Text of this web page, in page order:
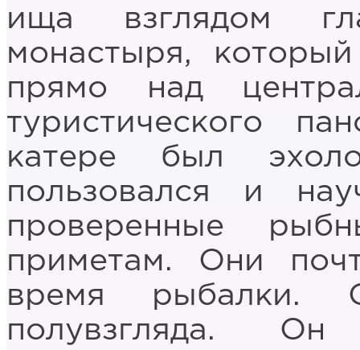
ища взглядом
монастыря,
прямо над
туристического
катере был
пользовался и
проверенные
приметам. Они
время рыбалки.
полувзгляда.